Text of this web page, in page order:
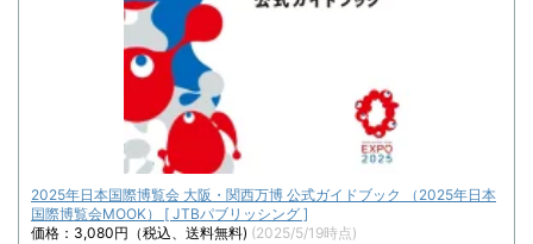
2025年日本国際博覧会 大阪・関西万博 公式ガイドブック （2025年日本
国際博覧会MOOK） [ JTBパブリッシング ]
価格：3,080円（税込、送料無料) (2025/5/19時点)